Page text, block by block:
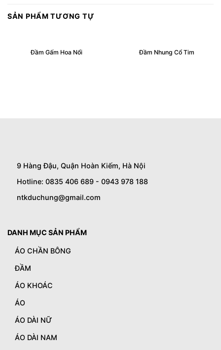
SẢN PHẨM TƯƠNG TỰ
Đầm Gấm Hoa Nổi Đầm Nhung Cổ Tim
9 Hàng Đậu, Quận Hoàn Kiếm, Hà Nội
Hotline: 0835 406 689 - 0943 978 188
ntkduchung@gmail.com
DANH MỤC SẢN PHẨM
ÁO CHẦN BÔNG
ĐẦM
ÁO KHOÁC
ÁO
ÁO DÀI NỮ
ÁO DÀI NAM